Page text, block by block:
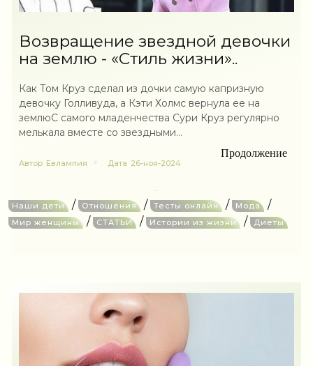
Возвращение звездной девочки
на землю - «Стиль жизни»..
Как Том Круз сделал из дочки самую капризную
девочку Голливуда, а Кэти Холмс вернула ее на
землюС самого младенчества Сури Круз регулярно
мелькала вместе со звездными...
Продолжение
Автор Евлампия Дата 26-ноя-2024
Наши дети / Отношения / Тесты онлайн / Мода /
Мир женщины / СТАТЬИ / Истории из жизни / Диеты